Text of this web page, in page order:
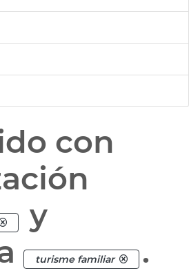
con
y
turisme familiar .